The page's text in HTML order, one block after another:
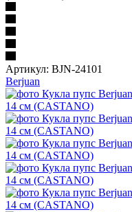
Артикул: BJN-24101
Berjuan